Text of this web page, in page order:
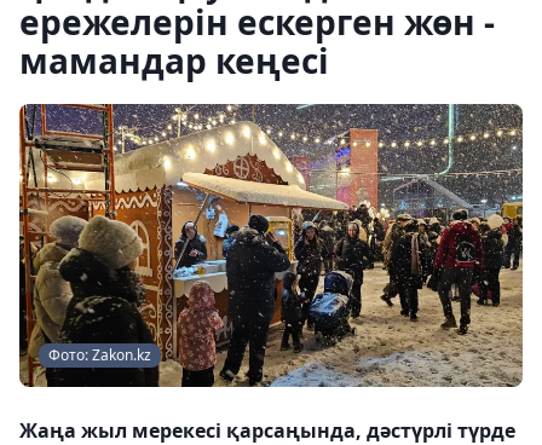
ережелерін ескерген жөн -
мамандар кеңесі
Фото: Zakon.kz
Жаңа жыл мерекесі қарсаңында, дәстүрлі түрде